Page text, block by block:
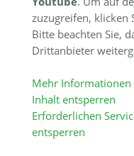
zuzugreifen, klicken
Bitte beachten Sie,
Drittanbieter
Mehr Informationen
Inhalt entsperren
Erforderlichen
entsperren